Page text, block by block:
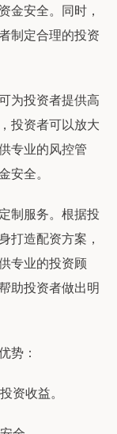
金安全。同时，
制定合理的投资
为投资者提供高
投资者可以放大
专业的风控管
全。
制服务。根据投
打造配资方案，
专业的投资顾
助投资者做出明
势：
资收益。